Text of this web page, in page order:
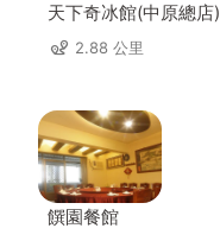
天下奇冰館(中原總店)
2.88 公里
饌園餐館